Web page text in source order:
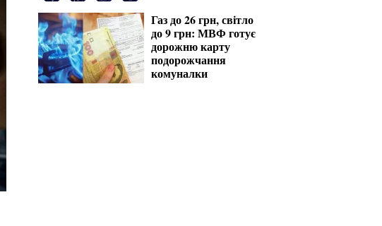
Газ до 26 грн, світло
до 9 грн: МВФ готує
дорожню карту
подорожчання
комуналки